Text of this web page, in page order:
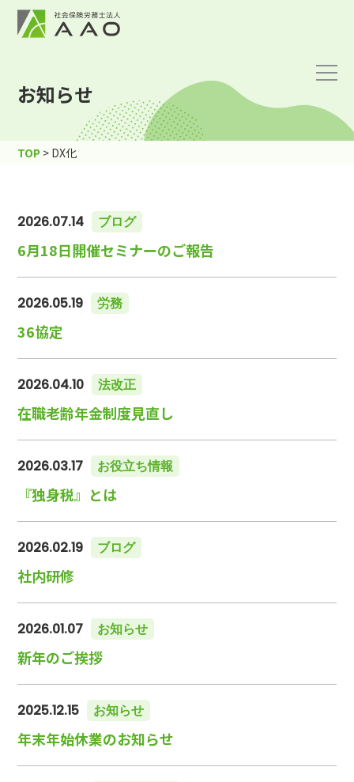
お知らせ
TOP > DX化
2026.07.14 ブログ
6月18日開催セミナーのご報告
2026.05.19 労務
36協定
2026.04.10 法改正
在職老齢年金制度見直し
2026.03.17 お役立ち情報
『独身税』とは
2026.02.19 ブログ
社内研修
2026.01.07 お知らせ
新年のご挨拶
2025.12.15 お知らせ
年末年始休業のお知らせ